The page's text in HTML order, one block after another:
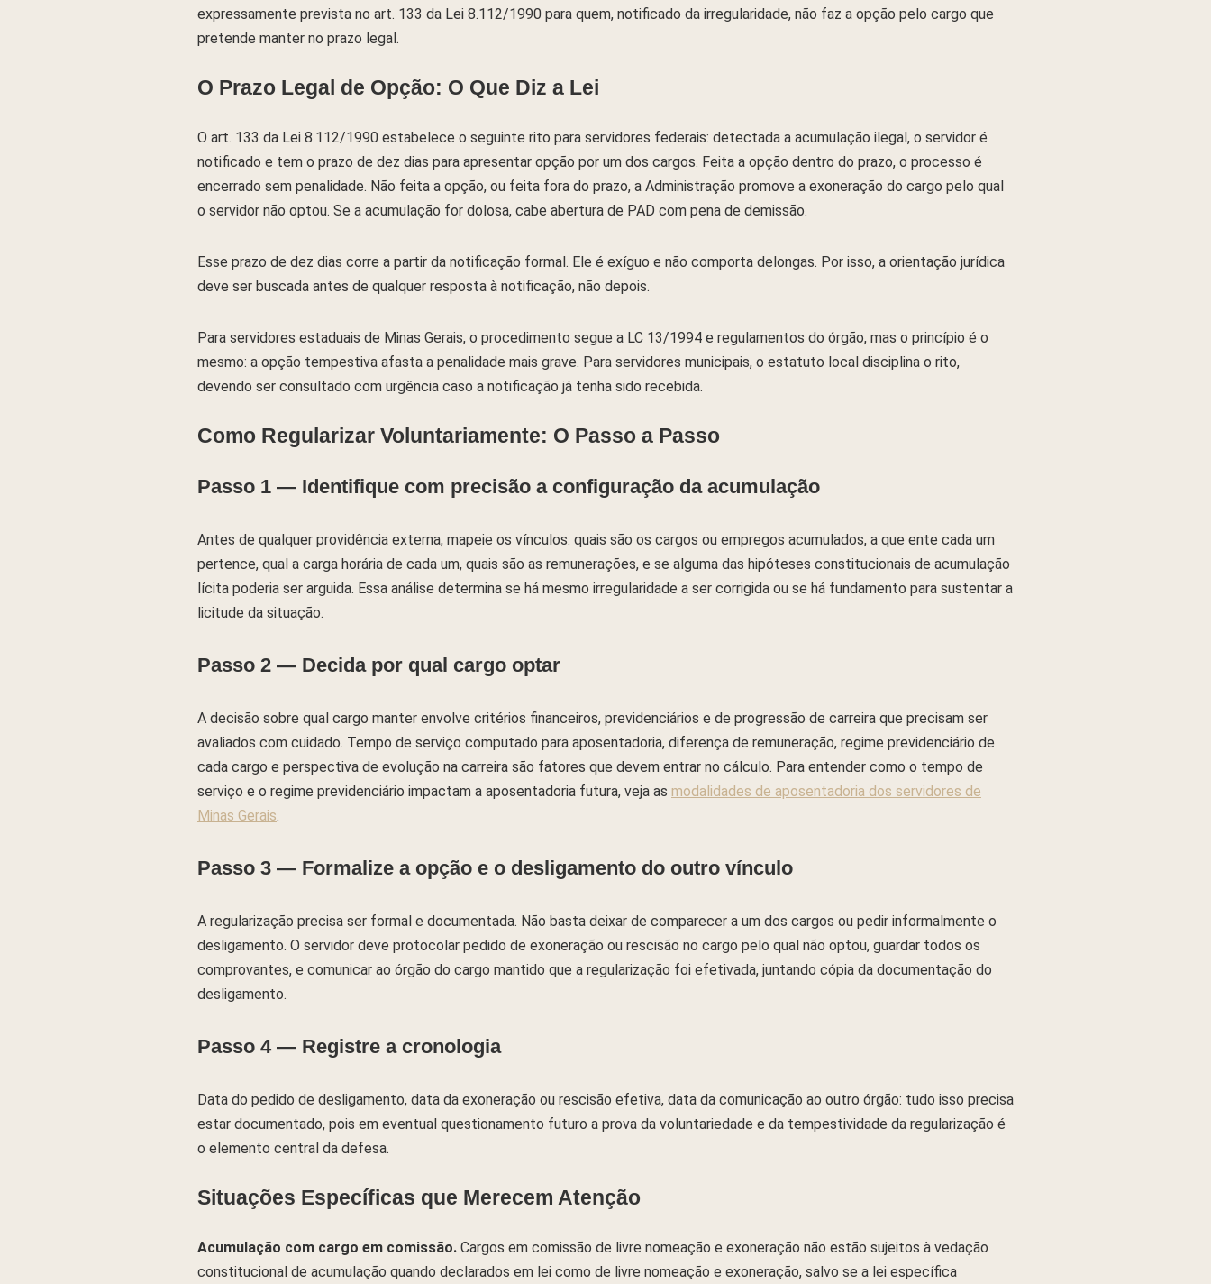
expressamente prevista no art. 133 da Lei 8.112/1990 para quem, notificado da irregularidade, não faz a opção pelo cargo que
pretende manter no prazo legal.
O Prazo Legal de Opção: O Que Diz a Lei
O art. 133 da Lei 8.112/1990 estabelece o seguinte rito para servidores federais: detectada a acumulação ilegal, o servidor é
notificado e tem o prazo de dez dias para apresentar opção por um dos cargos. Feita a opção dentro do prazo, o processo é
encerrado sem penalidade. Não feita a opção, ou feita fora do prazo, a Administração promove a exoneração do cargo pelo qual
o servidor não optou. Se a acumulação for dolosa, cabe abertura de PAD com pena de demissão.
Esse prazo de dez dias corre a partir da notificação formal. Ele é exíguo e não comporta delongas. Por isso, a orientação jurídica
deve ser buscada antes de qualquer resposta à notificação, não depois.
Para servidores estaduais de Minas Gerais, o procedimento segue a LC 13/1994 e regulamentos do órgão, mas o princípio é o
mesmo: a opção tempestiva afasta a penalidade mais grave. Para servidores municipais, o estatuto local disciplina o rito,
devendo ser consultado com urgência caso a notificação já tenha sido recebida.
Como Regularizar Voluntariamente: O Passo a Passo
Passo 1 — Identifique com precisão a configuração da acumulação
Antes de qualquer providência externa, mapeie os vínculos: quais são os cargos ou empregos acumulados, a que ente cada um
pertence, qual a carga horária de cada um, quais são as remunerações, e se alguma das hipóteses constitucionais de acumulação
lícita poderia ser arguida. Essa análise determina se há mesmo irregularidade a ser corrigida ou se há fundamento para sustentar a
licitude da situação.
Passo 2 — Decida por qual cargo optar
A decisão sobre qual cargo manter envolve critérios financeiros, previdenciários e de progressão de carreira que precisam ser
avaliados com cuidado. Tempo de serviço computado para aposentadoria, diferença de remuneração, regime previdenciário de
cada cargo e perspectiva de evolução na carreira são fatores que devem entrar no cálculo. Para entender como o tempo de
serviço e o regime previdenciário impactam a aposentadoria futura, veja as modalidades de aposentadoria dos servidores de
Minas Gerais.
Passo 3 — Formalize a opção e o desligamento do outro vínculo
A regularização precisa ser formal e documentada. Não basta deixar de comparecer a um dos cargos ou pedir informalmente o
desligamento. O servidor deve protocolar pedido de exoneração ou rescisão no cargo pelo qual não optou, guardar todos os
comprovantes, e comunicar ao órgão do cargo mantido que a regularização foi efetivada, juntando cópia da documentação do
desligamento.
Passo 4 — Registre a cronologia
Data do pedido de desligamento, data da exoneração ou rescisão efetiva, data da comunicação ao outro órgão: tudo isso precisa
estar documentado, pois em eventual questionamento futuro a prova da voluntariedade e da tempestividade da regularização é
o elemento central da defesa.
Situações Específicas que Merecem Atenção
Acumulação com cargo em comissão. Cargos em comissão de livre nomeação e exoneração não estão sujeitos à vedação
constitucional de acumulação quando declarados em lei como de livre nomeação e exoneração, salvo se a lei específica